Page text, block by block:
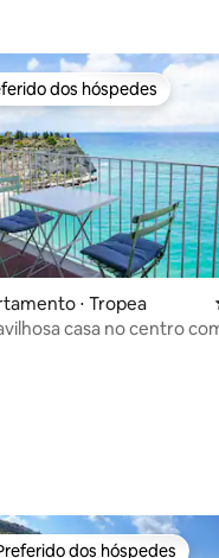
média de 5, 17
dos hóspedes
dos hóspedes
⋅ Tropea
casa no centro
dos hóspedes